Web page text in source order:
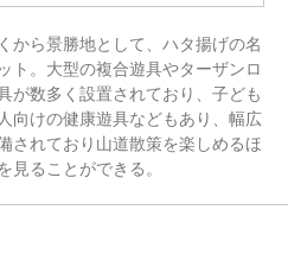
から景勝地として、ハタ揚げの名
ト。大型の複合遊具やターザンロ
が数多く設置されており、子ども
向けの健康遊具などもあり、幅広
されており山道散策を楽しめるほ
ることができる。